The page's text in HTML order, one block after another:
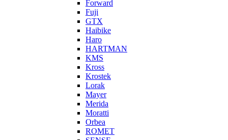
Forward
Fuji
GTX
Haibike
Haro
HARTMAN
KMS
Kross
Krostek
Lorak
Mayer
Merida
Moratti
Orbea
ROMET